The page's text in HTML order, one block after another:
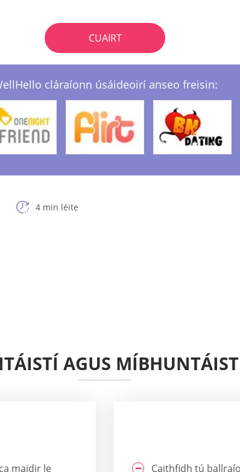
CUAIRT
cláraíonn úsáideoirí anseo freisin:
4 min léite
AGUS
maidir le
Caithfidh tú